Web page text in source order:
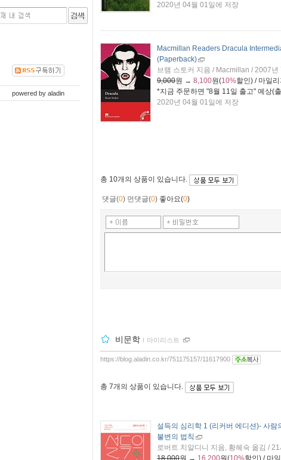
powered by aladin
2020년 04월 01일에 저장
Macmillan Readers Dracula
(Paperback)
브램 스토커 지음 / Macmillan / 2007년
9,000원 → 8,100원(10%할인) / 마일리
*지금 주문하면 "8월 11일 출고" 예상(
2020년 04월 01일에 저장
총 10개 의 상품이 있습니다.
댓글(0) 먼댓글(0) 좋아요(0)
비문학 ｌ 마이리스트
https://blog.aladin.co.kr/751175157/11617900
총 7개 의 상품이 있습니다.
설득의 심리학 1 (리커버 에디션)- 사람
불변의 법칙
로버트 치알디니 지음, 황혜숙 옮김 /
18,000원 → 16,200원(10%할인) / 마